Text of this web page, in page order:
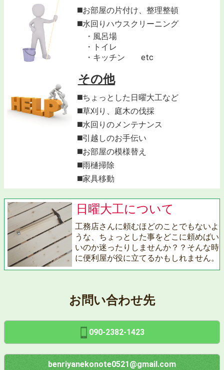
◼️お部屋の片付け、整理整頓
◼️水回りハウスクリーニング
・風呂場
・トイレ
・キッチン etc
その他
◼️ちょっとした日曜大工など
◼️草刈り、庭木の伐採
◼️水回りのメンテナンス
◼️引越しのお手伝い
◼️お部屋の模様替え
◼️雨樋掃除
◼️家具移動
日曜大工について
工務店さんに頼むほどのことでもないよ
うな、ちょっとした事をどこに頼めばい
いのか迷ったりしませんか？？そんな時
に便利屋が役に立てるかもしれません。
お問い合わせ先
090-2382-1423
benriyanekonote0521@gmail.com